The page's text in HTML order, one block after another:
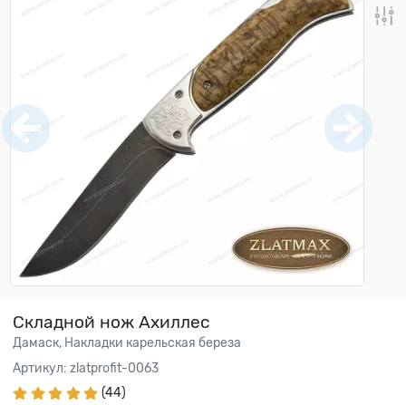
Складной нож Ахиллес
Дамаск, Накладки карельская береза
Артикул: zlatprofit-0063
(44)